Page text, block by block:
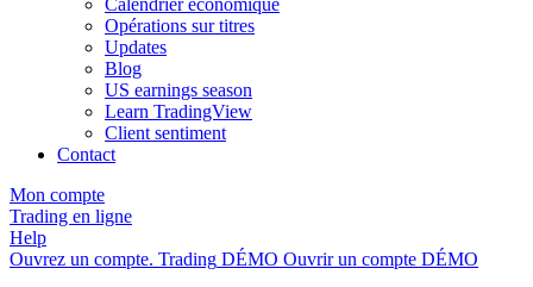
Opérations sur titres
Updates
Blog
US earnings season
Learn TradingView
Client sentiment
Contact
Mon compte
Trading en ligne
Help
Ouvrez un compte. Trading DÉMO Ouvrir un compte DÉMO